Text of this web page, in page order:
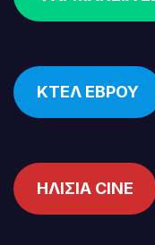
ΚΤΕΛ ΕΒΡΟΥ
ΗΛΙΣΙΑ CINE